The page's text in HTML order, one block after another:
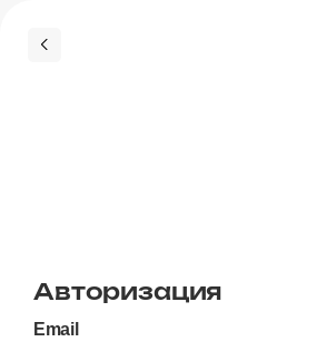
Авторизация
Email